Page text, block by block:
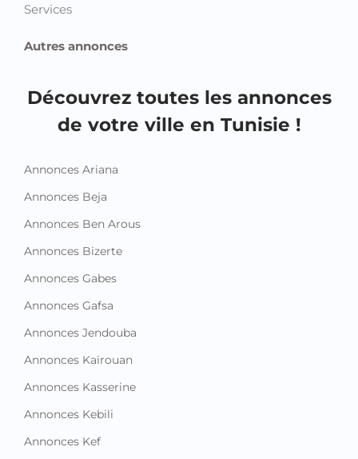
Services
Autres annonces
Découvrez toutes les annonces
de votre ville en Tunisie !
Annonces Ariana
Annonces Beja
Annonces Ben Arous
Annonces Bizerte
Annonces Gabes
Annonces Gafsa
Annonces Jendouba
Annonces Kairouan
Annonces Kasserine
Annonces Kebili
Annonces Kef